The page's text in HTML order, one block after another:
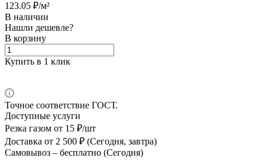
123.05 ₽/м²
В наличии
Нашли дешевле?
В корзину
Купить в 1 клик
Точное соответствие ГОСТ.
Доступные услуги
Резка газом от 15 ₽/шт
Доставка от 2 500 ₽ (Сегодня, завтра)
Самовывоз – бесплатно (Сегодня)